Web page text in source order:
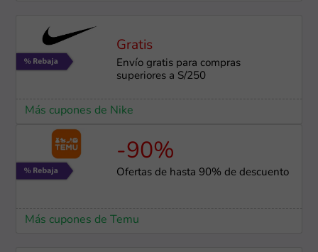
Gratis
Envío gratis para compras
superiores a S/250
Más cupones de Nike
-90%
Ofertas de hasta 90% de descuento
Más cupones de Temu